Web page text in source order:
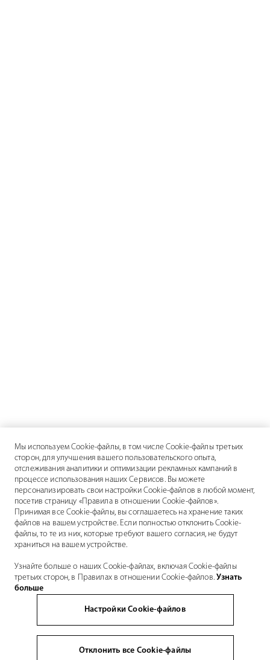
Мы используем Cookie-файлы, в том числе Cookie-файлы третьих
сторон, для улучшения вашего пользовательского опыта,
отслеживания аналитики и оптимизации рекламных кампаний в
процессе использования наших Сервисов. Вы можете
персонализировать свои настройки Cookie-файлов в любой момент,
посетив страницу «Правила в отношении Cookie-файлов».
Принимая все Cookie-файлы, вы соглашаетесь на хранение таких
файлов на вашем устройстве. Если полностью отклонить Cookie-
файлы, то те из них, которые требуют вашего согласия, не будут
храниться на вашем устройстве.
Узнайте больше о наших Cookie-файлах, включая Cookie-файлы
третьих сторон, в Правилах в отношении Cookie-файлов.Узнать
больше
Настройки Cookie-файлов
Отклонить все Cookie-файлы